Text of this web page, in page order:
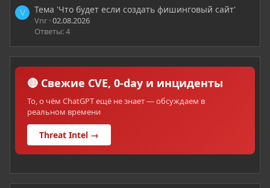
V Тема 'Что будет если создать фишинговый сайт'
Vnr 02.08.2026
Ответы: 4
🔴 Свежие CVE, 0-day и инциденты
То, о чём ChatGPT ещё не знает — обсуждаем в
реальном времени
Threat Intel →